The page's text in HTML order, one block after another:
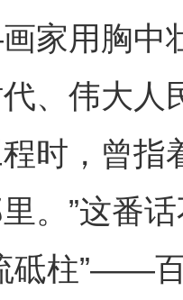
家用胸中
、伟大人
时，曾指
。”这番
砥柱”——